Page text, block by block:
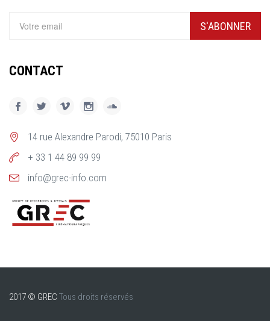
S'ABONNER
CONTACT
14 rue Alexandre Parodi, 75010 Paris
+ 33 1 44 89 99 99
info@grec-info.com
2017 © GREC Tous droits réservés